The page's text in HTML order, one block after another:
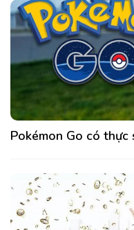
Pokémon Go có